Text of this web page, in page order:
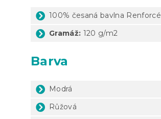
100% česaná bavlna Renforcé
Gramáž: 120 g/m2
Barva
Modrá
Růžová